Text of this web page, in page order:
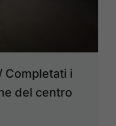
Completati i
del centro